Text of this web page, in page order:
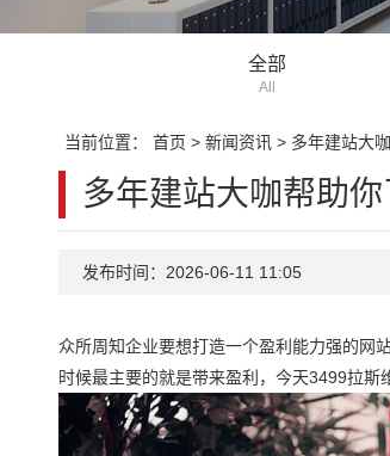
全部
All
当前位置： 首页 > 新闻资讯> 多年建站大
多年建站大咖帮助
发布时间：2026-06-11 11:05
众所周知企业要想打造一个盈利能力强的网
时候最主要的就是带来盈利，今天3499拉斯